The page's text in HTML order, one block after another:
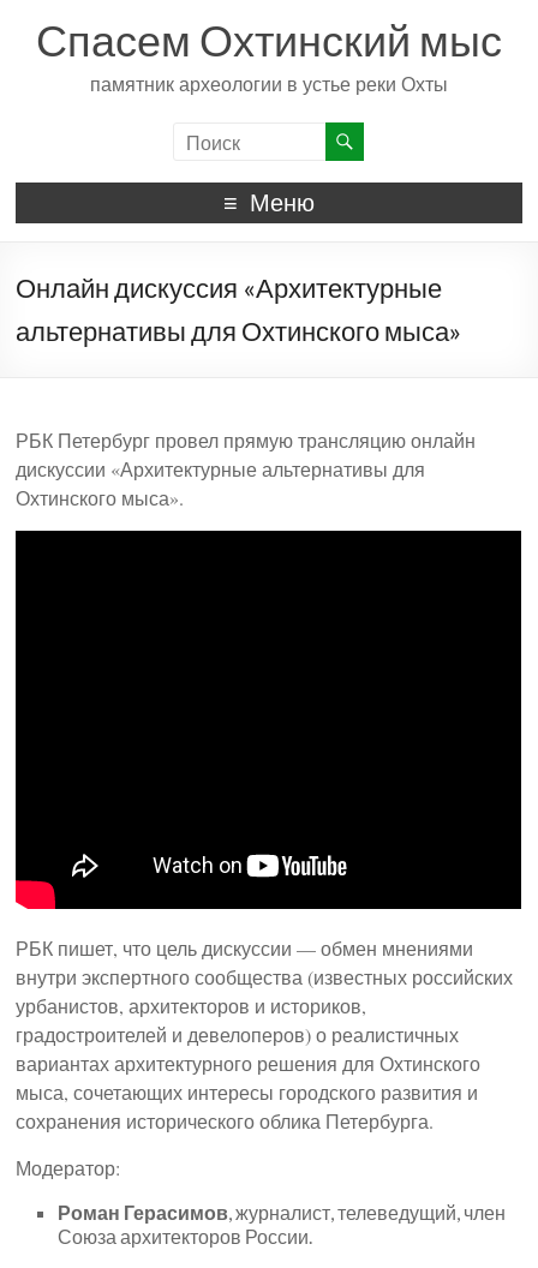
Спасем Охтинский мыс
памятник археологии в устье реки Охты
Меню
Онлайн дискуссия «Архитектурные
альтернативы для Охтинского мыса»
РБК Петербург провел прямую трансляцию онлайн
дискуссии «Архитектурные альтернативы для
Охтинского мыса».
РБК пишет, что цель дискуссии — обмен мнениями
внутри экспертного сообщества (известных российских
урбанистов, архитекторов и историков,
градостроителей и девелоперов) о реалистичных
вариантах архитектурного решения для Охтинского
мыса, сочетающих интересы городского развития и
сохранения исторического облика Петербурга.
Модератор:
Роман Герасимов, журналист, телеведущий, член
Союза архитекторов России.